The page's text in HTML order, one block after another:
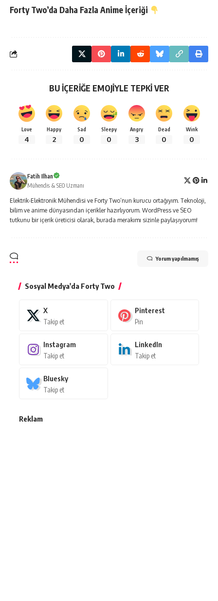
Forty Two’da Daha Fazla Animeİçeriği
BU İÇERİĞE EMOJİYLE TEPKİ VER
Love
4
Happy
2
Sad
0
Sleepy
0
Angry
3
Dead
0
Wink
0
Fatih Ilhan
Mühendis & SEO Uzmanı
Elektrik-Elektronik Mühendisi ve Forty Two’nun kurucu ortağıyım. Teknoloji,
bilim ve anime dünyasından içerikler hazırlıyorum. WordPress ve SEO
tutkunu bir içerik üreticisi olarak, burada merakımı sizinle paylaşıyorum!
Yorum yapılmamış
Sosyal Medya'da Forty Two
X
Takip et
Pinterest
Pin
Instagram
Takip et
LinkedIn
Takip et
Bluesky
Takip et
Reklam